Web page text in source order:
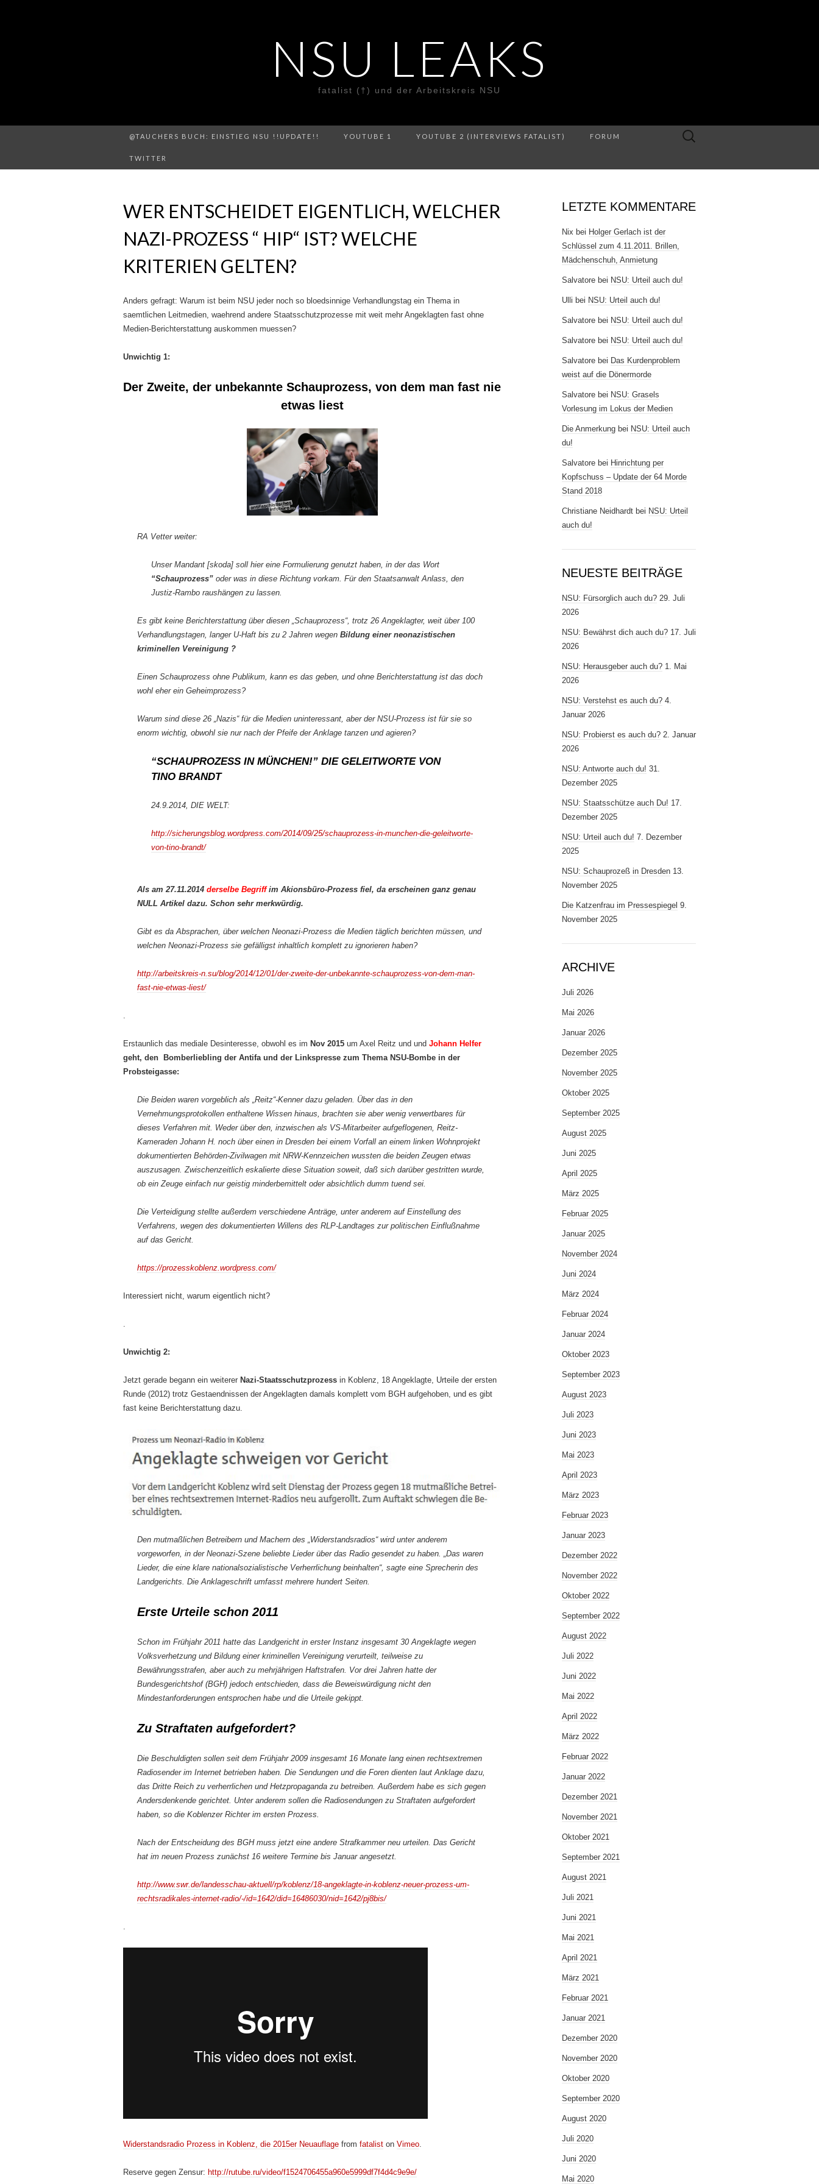
NSU LEAKS
fatalist (†) und der Arbeitskreis NSU
@TAUCHERS BUCH: EINSTIEG NSU !!UPDATE!! YOUTUBE 1 YOUTUBE 2 (INTERVIEWS FATALIST) FORUM
TWITTER
Suche
WER ENTSCHEIDET EIGENTLICH, WELCHER
NAZI-PROZESS “ HIP“ IST? WELCHE
KRITERIEN GELTEN?
Anders gefragt: Warum ist beim NSU jeder noch so bloedsinnige Verhandlungstag ein Thema in
saemtlichen Leitmedien, waehrend andere Staatsschutzprozesse mit weit mehr Angeklagten fast ohne
Medien-Berichterstattung auskommen muessen?
Unwichtig 1:
Der Zweite, der unbekannte Schauprozess, von dem man fast nie
etwas liest
RA Vetter weiter:
Unser Mandant [skoda] soll hier eine Formulierung genutzt haben, in der das Wort
“Schauprozess” oder was in diese Richtung vorkam. Für den Staatsanwalt Anlass, den
Justiz-Rambo raushängen zu lassen.
Es gibt keine Berichterstattung über diesen „Schauprozess“, trotz 26 Angeklagter, weit über 100
Verhandlungstagen, langer U-Haft bis zu 2 Jahren wegen Bildung einer neonazistischen
kriminellen Vereinigung ?
Einen Schauprozess ohne Publikum, kann es das geben, und ohne Berichterstattung ist das doch
wohl eher ein Geheimprozess?
Warum sind diese 26 „Nazis“ für die Medien uninteressant, aber der NSU-Prozess ist für sie so
enorm wichtig, obwohl sie nur nach der Pfeife der Anklage tanzen und agieren?
“SCHAUPROZESS IN MÜNCHEN!” DIE GELEITWORTE VON
TINO BRANDT
24.9.2014, DIE WELT:
http://sicherungsblog.wordpress.com/2014/09/25/schauprozess-in-munchen-die-geleitworte-
von-tino-brandt/
Als am 27.11.2014 derselbe Begriffim Akionsbüro-Prozess fiel, da erscheinen ganz genau
NULL Artikel dazu. Schon sehr merkwürdig.
Gibt es da Absprachen, über welchen Neonazi-Prozess die Medien täglich berichten müssen, und
welchen Neonazi-Prozess sie gefälligst inhaltlich komplett zu ignorieren haben?
http://arbeitskreis-n.su/blog/2014/12/01/der-zweite-der-unbekannte-schauprozess-von-dem-man-
fast-nie-etwas-liest/
.
Erstaunlich das mediale Desinteresse, obwohl es im Nov 2015 um Axel Reitz und und Johann Helfer
geht, den Bomberliebling der Antifa und der Linkspresse zum Thema NSU-Bombe in der
Probsteigasse:
Die Beiden waren vorgeblich als „Reitz“-Kenner dazu geladen. Über das in den
Vernehmungsprotokollen enthaltene Wissen hinaus, brachten sie aber wenig verwertbares für
dieses Verfahren mit. Weder über den, inzwischen als VS-Mitarbeiter aufgeflogenen, Reitz-
Kameraden Johann H. noch über einen in Dresden bei einem Vorfall an einem linken Wohnprojekt
dokumentierten Behörden-Zivilwagen mit NRW-Kennzeichen wussten die beiden Zeugen etwas
auszusagen. Zwischenzeitlich eskalierte diese Situation soweit, daß sich darüber gestritten wurde,
ob ein Zeuge einfach nur geistig minderbemittelt oder absichtlich dumm tuend sei.
Die Verteidigung stellte außerdem verschiedene Anträge, unter anderem auf Einstellung des
Verfahrens, wegen des dokumentierten Willens des RLP-Landtages zur politischen Einflußnahme
auf das Gericht.
https://prozesskoblenz.wordpress.com/
Interessiert nicht, warum eigentlich nicht?
.
Unwichtig 2:
Jetzt gerade begann ein weiterer Nazi-Staatsschutzprozess in Koblenz, 18 Angeklagte, Urteile der ersten
Runde (2012) trotz Gestaendnissen der Angeklagten damals komplett vom BGH aufgehoben, und es gibt
fast keine Berichterstattung dazu.
Den mutmaßlichen Betreibern und Machern des „Widerstandsradios“ wird unter anderem
vorgeworfen, in der Neonazi-Szene beliebte Lieder über das Radio gesendet zu haben. „Das waren
Lieder, die eine klare nationalsozialistische Verherrlichung beinhalten“, sagte eine Sprecherin des
Landgerichts. Die Anklageschrift umfasst mehrere hundert Seiten.
Erste Urteile schon 2011
Schon im Frühjahr 2011 hatte das Landgericht in erster Instanz insgesamt 30 Angeklagte wegen
Volksverhetzung und Bildung einer kriminellen Vereinigung verurteilt, teilweise zu
Bewährungsstrafen, aber auch zu mehrjährigen Haftstrafen. Vor drei Jahren hatte der
Bundesgerichtshof (BGH) jedoch entschieden, dass die Beweiswürdigung nicht den
Mindestanforderungen entsprochen habe und die Urteile gekippt.
Zu Straftaten aufgefordert?
Die Beschuldigten sollen seit dem Frühjahr 2009 insgesamt 16 Monate lang einen rechtsextremen
Radiosender im Internet betrieben haben. Die Sendungen und die Foren dienten laut Anklage dazu,
das Dritte Reich zu verherrlichen und Hetzpropaganda zu betreiben. Außerdem habe es sich gegen
Andersdenkende gerichtet. Unter anderem sollen die Radiosendungen zu Straftaten aufgefordert
haben, so die Koblenzer Richter im ersten Prozess.
Nach der Entscheidung des BGH muss jetzt eine andere Strafkammer neu urteilen. Das Gericht
hat im neuen Prozess zunächst 16 weitere Termine bis Januar angesetzt.
http://www.swr.de/landesschau-aktuell/rp/koblenz/18-angeklagte-in-koblenz-neuer-prozess-um-
rechtsradikales-internet-radio/-/id=1642/did=16486030/nid=1642/pj8bis/
Widerstandsradio Prozess in Koblenz, die 2015er Neuauflage from fatalist on Vimeo
Reserve gegen Zensur: http://rutube.ru/video/f1524706455a960e5999df7f4d4c9e9e/
LETZTE KOMMENTARE
Nix bei Holger Gerlach ist der
Schlüssel zum 4.11.2011. Brillen,
Mädchenschuh, Anmietung
Salvatore bei NSU: Urteil auch du!
Ulli bei NSU: Urteil auch du!
Salvatore bei NSU: Urteil auch du!
Salvatore bei NSU: Urteil auch du!
Salvatore bei Das Kurdenproblem
weist auf die Dönermorde
Salvatore bei NSU: Grasels
Vorlesung im Lokus der Medien
Die Anmerkung bei NSU: Urteil auch
du!
Salvatore bei Hinrichtung per
Kopfschuss – Update der 64 Morde
Stand 2018
Christiane Neidhardt bei NSU: Urteil
auch du!
NEUESTE BEITRÄGE
NSU: Fürsorglich auch du? 29. Juli
2026
NSU: Bewährst dich auch du? 17. Juli
2026
NSU: Herausgeber auch du? 1. Mai
2026
NSU: Verstehst es auch du? 4.
Januar 2026
NSU: Probierst es auch du? 2. Januar
2026
NSU: Antworte auch du! 31.
Dezember 2025
NSU: Staatsschütze auch Du! 17.
Dezember 2025
NSU: Urteil auch du! 7. Dezember
2025
NSU: Schauprozeß in Dresden 13.
November 2025
Die Katzenfrau im Pressespiegel 9.
November 2025
ARCHIVE
Juli 2026
Mai 2026
Januar 2026
Dezember 2025
November 2025
Oktober 2025
September 2025
August 2025
Juni 2025
April 2025
März 2025
Februar 2025
Januar 2025
November 2024
Juni 2024
März 2024
Februar 2024
Januar 2024
Oktober 2023
September 2023
August 2023
Juli 2023
Juni 2023
Mai 2023
April 2023
März 2023
Februar 2023
Januar 2023
Dezember 2022
November 2022
Oktober 2022
September 2022
August 2022
Juli 2022
Juni 2022
Mai 2022
April 2022
März 2022
Februar 2022
Januar 2022
Dezember 2021
November 2021
Oktober 2021
September 2021
August 2021
Juli 2021
Juni 2021
Mai 2021
April 2021
März 2021
Februar 2021
Januar 2021
Dezember 2020
November 2020
Oktober 2020
September 2020
August 2020
Juli 2020
Juni 2020
Mai 2020